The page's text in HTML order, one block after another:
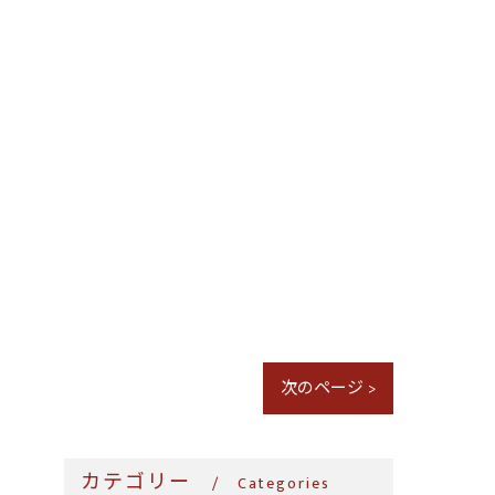
次のページ >
カテゴリー Categories